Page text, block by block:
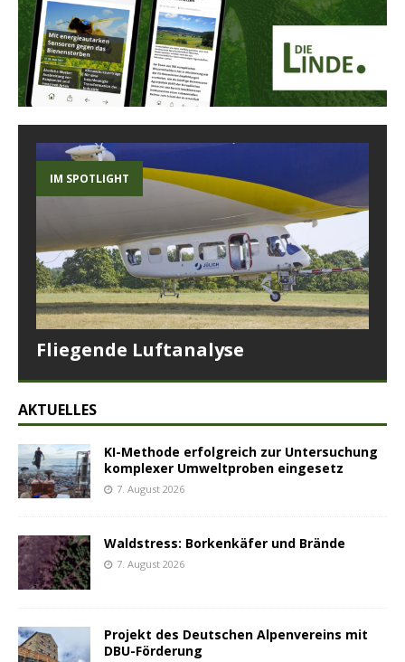
IM SPOTLIGHT
Fliegende Luftanalyse
AKTUELLES
KI-Methode erfolgreich zur Untersuchung
komplexer Umweltproben eingesetz
7. August 2026
Waldstress: Borkenkäfer und Brände
7. August 2026
Projekt des Deutschen Alpenvereins mit
DBU-Förderung